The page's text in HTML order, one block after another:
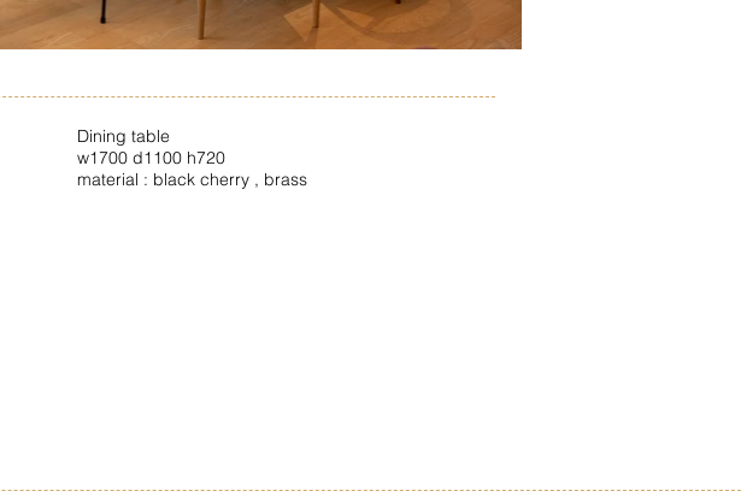
Dining table
w1700 d1100 h720
material : black cherry , brass